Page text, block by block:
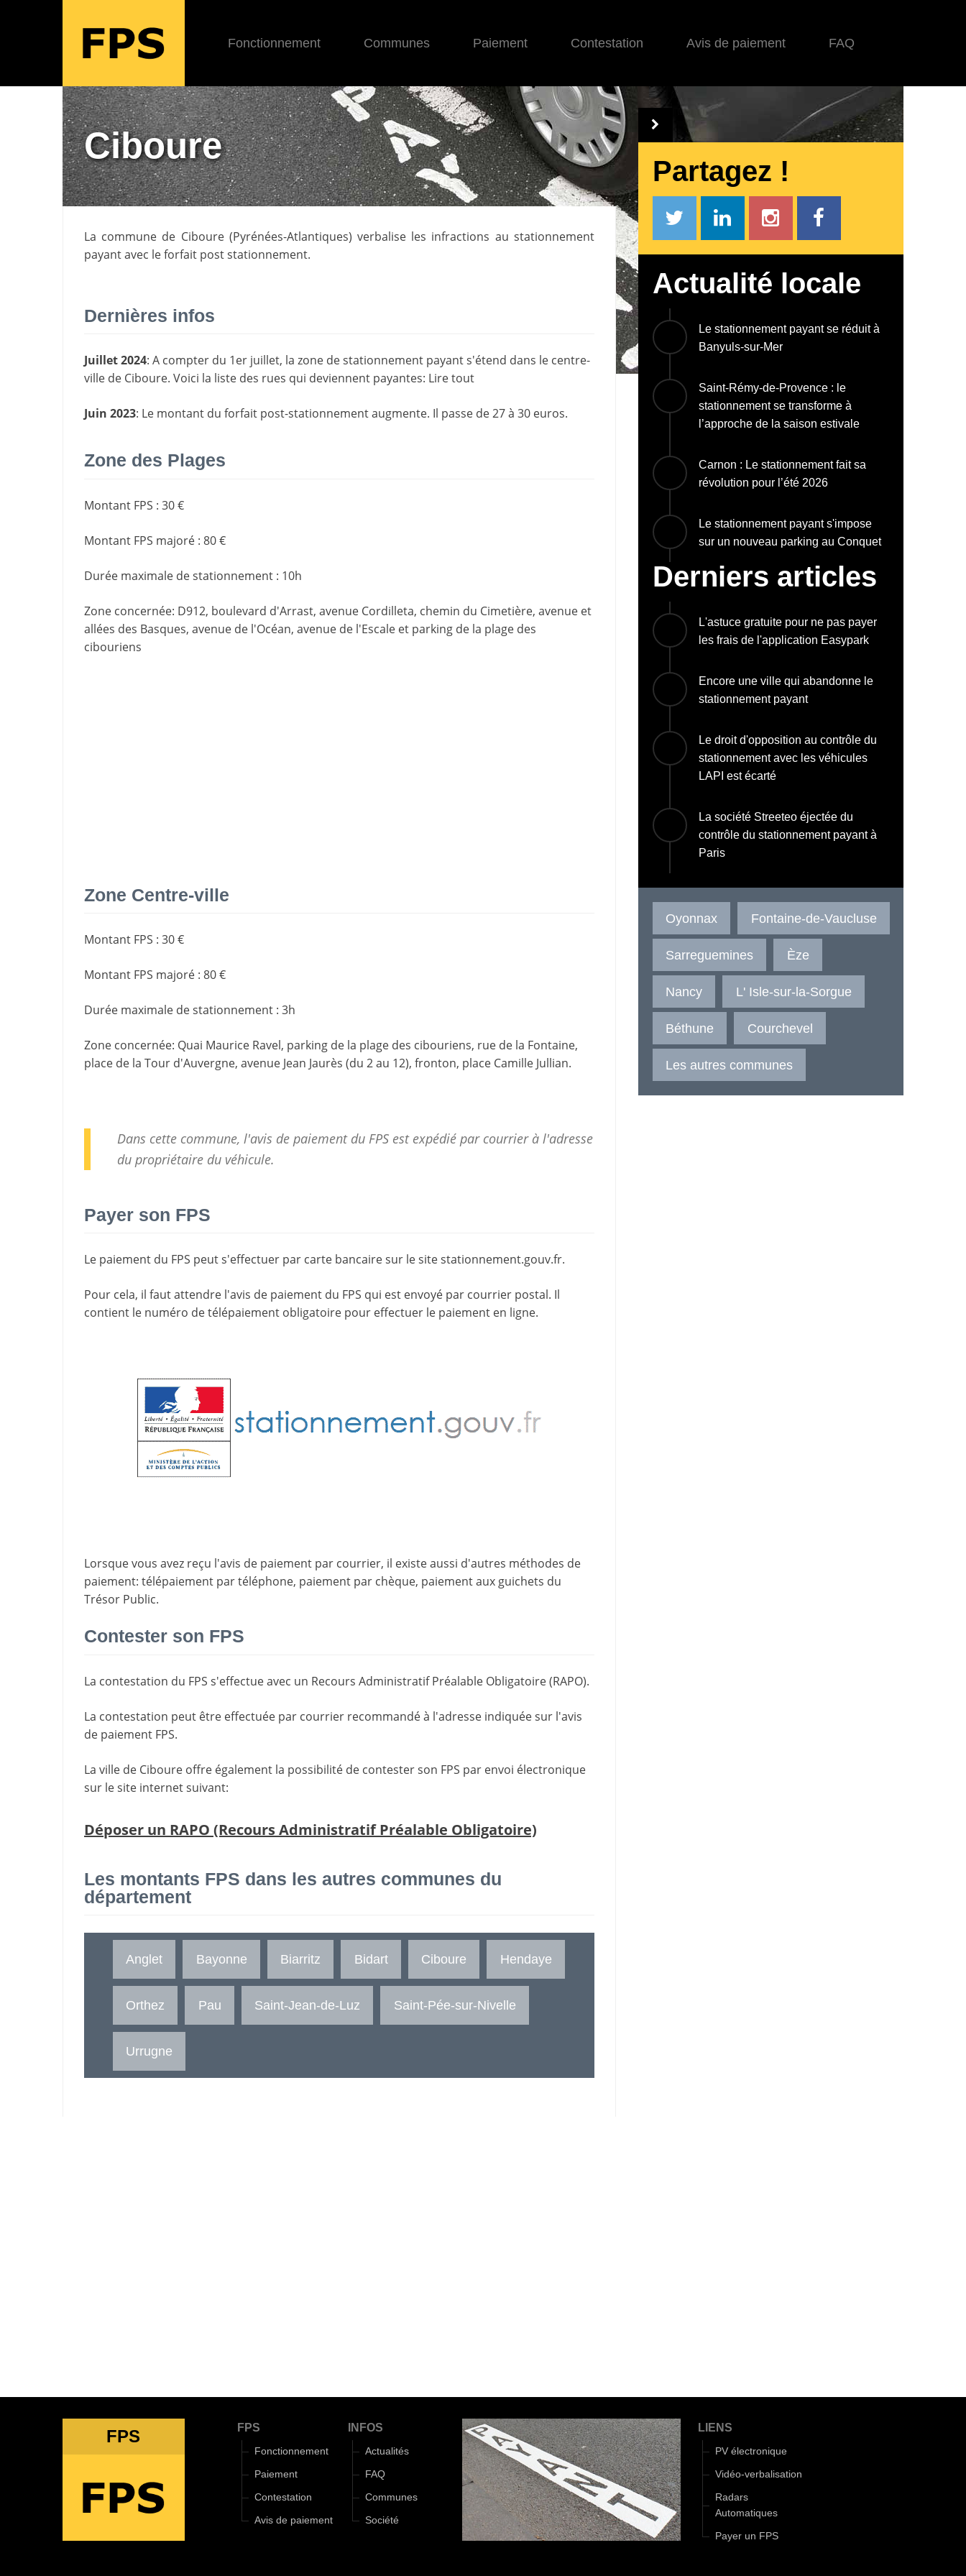
Fonctionnement Communes Paiement Contestation Avis de paiement FAQ
Ciboure
La commune de Ciboure(Pyrénées-Atlantiques) verbalise les infractions au stationnement
payant avec le forfait post stationnement.
Dernières infos
Juillet 2024: A compter du 1er juillet, la zone de stationnement payant s'étend dans le centre-
ville de Ciboure. Voici la liste des rues qui deviennent payantes: Lire tout
Juin 2023: Le montant du forfait post-stationnement augmente. Il passe de 27 à 30 euros.
Zone des Plages
Montant FPS : 30 €
Montant FPS majoré : 80 €
Durée maximale de stationnement : 10h
Zone concernée: D912, boulevard d'Arrast, avenue Cordilleta, chemin du Cimetière, avenue et
allées des Basques, avenue de l'Océan, avenue de l'Escale et parking de la plage des
cibouriens
Zone Centre-ville
Montant FPS : 30 €
Montant FPS majoré : 80 €
Durée maximale de stationnement : 3h
Zone concernée: Quai Maurice Ravel, parking de la plage des cibouriens, rue de la Fontaine,
place de la Tour d'Auvergne, avenue Jean Jaurès (du 2 au 12), fronton, place Camille Jullian.
Dans cette commune, l'avis de paiement du FPS est expédié par courrier à l'adresse
du propriétaire du véhicule.
Payer son FPS
Le paiement du FPS peut s'effectuer par carte bancaire sur le sitestationnement.gouv.fr.
Pour cela, il faut attendre l'avis de paiement du FPS qui est envoyé par courrier postal. Il
contient le numéro de télépaiement obligatoire pour effectuer le paiement en ligne.
Lorsque vous avez reçu l'avis de paiement par courrier, il existe aussi d'autres méthodes de
paiement: télépaiement par téléphone, paiement par chèque, paiement aux guichets du
Trésor Public.
Contester son FPS
La contestation du FPS s'effectue avec un Recours Administratif Préalable Obligatoire (RAPO).
La contestation peut être effectuée par courrier recommandé à l'adresse indiquée sur l'avis
de paiement FPS.
La ville de Ciboure offre également la possibilité de contester son FPS par envoi électronique
sur le site internet suivant:
Déposer un RAPO (Recours Administratif Préalable Obligatoire)
Les montants FPS dans les autres communes du
département
Anglet Bayonne Biarritz Bidart Ciboure Hendaye
Orthez Pau Saint-Jean-de-Luz Saint-Pée-sur-Nivelle
Urrugne
Partagez !
Actualité locale
Le stationnement payant se réduit à
Banyuls-sur-Mer
Saint-Rémy-de-Provence : le
stationnement se transforme à
l’approche de la saison estivale
Carnon : Le stationnement fait sa
révolution pour l’été 2026
Le stationnement payant s'impose
sur un nouveau parking au Conquet
Derniers articles
L'astuce gratuite pour ne pas payer
les frais de l'application Easypark
Encore une ville qui abandonne le
stationnement payant
Le droit d'opposition au contrôle du
stationnement avec les véhicules
LAPI est écarté
La société Streeteo éjectée du
contrôle du stationnement payant à
Paris
Oyonnax Fontaine-de-Vaucluse
Sarreguemines Èze
Nancy L' Isle-sur-la-Sorgue
Béthune Courchevel
Les autres communes
FPS FPS
Fonctionnement
Paiement
Contestation
Avis de paiement
INFOS
Actualités
FAQ
Communes
Société
LIENS
PV électronique
Vidéo-verbalisation
Radars
Automatiques
Payer un FPS